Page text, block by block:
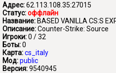
Адрес:62.113.108.35:27015
Статус:оффлайн
Название: BASED VANILLA CS:S
Описание:Counter-Strike: Source
Игроки:0 / 32
Боты:0
Карта:cs_italy
Мод:public
Версия:9540945